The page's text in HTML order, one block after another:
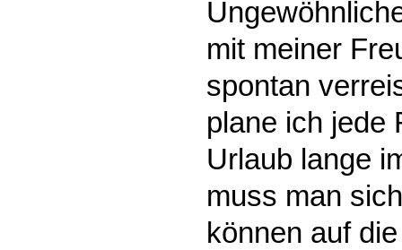
mit meiner
spontan
plane ich jede
Urlaub lange
muss man
können auf